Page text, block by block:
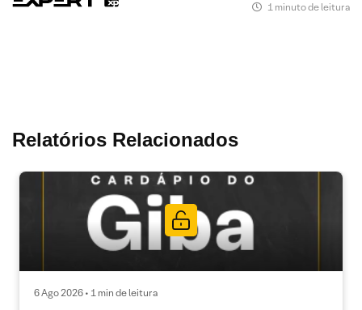
1 minuto de leitura
Relatórios Relacionados
6 Ago 2026 • 1 min de leitura